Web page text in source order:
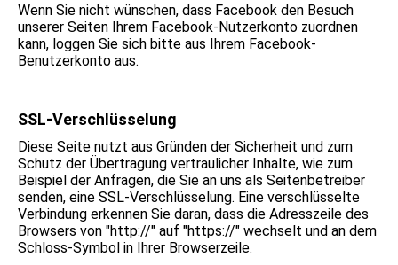
Wenn Sie nicht wünschen, dass Facebook den Besuch
unserer Seiten Ihrem Facebook-Nutzerkonto zuordnen
kann, loggen Sie sich bitte aus Ihrem Facebook-
Benutzerkonto aus.
SSL-Verschlüsselung
Diese Seite nutzt aus Gründen der Sicherheit und zum
Schutz der Übertragung vertraulicher Inhalte, wie zum
Beispiel der Anfragen, die Sie an uns als Seitenbetreiber
senden, eine SSL-Verschlüsselung. Eine verschlüsselte
Verbindung erkennen Sie daran, dass die Adresszeile des
Browsers von "http://" auf "https://" wechselt und an dem
Schloss-Symbol in Ihrer Browserzeile.